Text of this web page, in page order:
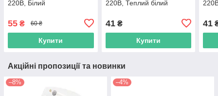
220В, Білий
55 ₴ 60 ₴
Купити
220В, Теплий білий
41₴
Купити
41
Акційні пропозиції та новинки
–8% –4%